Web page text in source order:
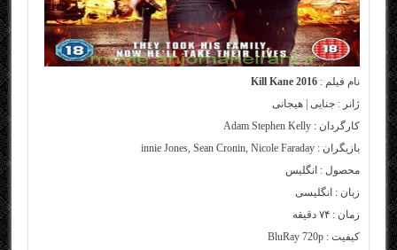
نام فیلم :Kill Kane 2016
ژانر : جنایی | هیجانی
کارگردان : Adam Stephen Kelly
بازیگران : innie Jones, Sean Cronin, Nicole Faraday
محصول : انگلیس
زبان : انگلیسی
زمان : ۷۴ دقیقه
کیفیت : BluRay 720p